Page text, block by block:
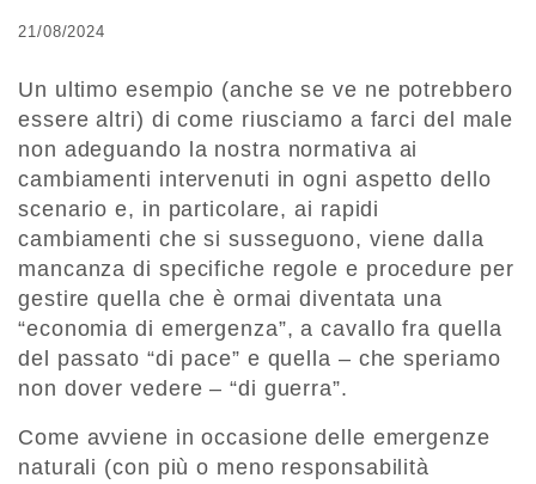
21/08/2024
Un ultimo esempio (anche se ve ne potrebbero
essere altri) di come riusciamo a farci del male
non adeguando la nostra normativa ai
cambiamenti intervenuti in ogni aspetto dello
scenario e, in particolare, ai rapidi
cambiamenti che si susseguono, viene dalla
mancanza di specifiche regole e procedure per
gestire quella che è ormai diventata una
“economia di emergenza”, a cavallo fra quella
del passato “di pace” e quella – che speriamo
non dover vedere – “di guerra”.
Come avviene in occasione delle emergenze
naturali (con più o meno responsabilità